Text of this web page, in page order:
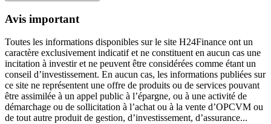
Avis important
Toutes les informations disponibles sur le site H24Finance ont un
caractère exclusivement indicatif et ne constituent en aucun cas une
incitation à investir et ne peuvent être considérées comme étant un
conseil d’investissement. En aucun cas, les informations publiées sur
ce site ne représentent une offre de produits ou de services pouvant
être assimilée à un appel public à l’épargne, ou à une activité de
démarchage ou de sollicitation à l’achat ou à la vente d’OPCVM ou
de tout autre produit de gestion, d’investissement, d’assurance...